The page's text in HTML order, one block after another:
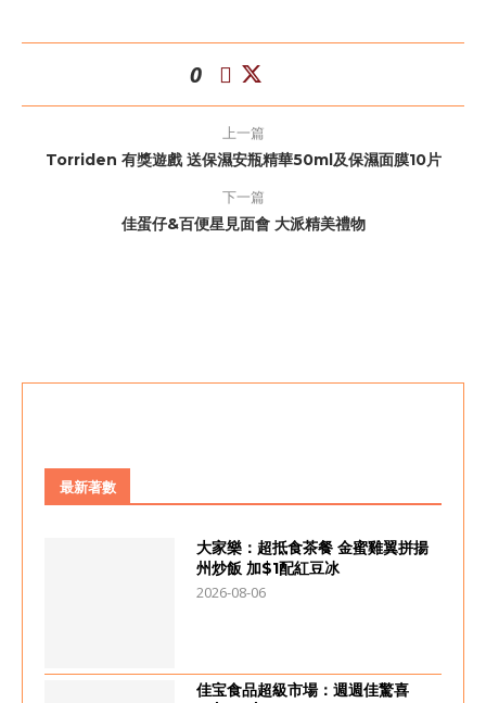
0
上一篇
Torriden 有獎遊戲 送保濕安瓶精華50ml及保濕面膜10片
下一篇
佳蛋仔&百便星見面會 大派精美禮物
最新著數
大家樂：超抵食茶餐 金蜜雞翼拼揚
州炒飯 加$1配紅豆冰
2026-08-06
佳宝食品超級市場：週週佳驚喜